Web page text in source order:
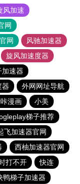
风加速
网
网
风驰加速器
旋风加速度器
加速器
器
外网网址导航
漫画
小美
梯子推荐
飞加速器官网
西柚加速器官网
打不开
快连
鸭梯子加速器